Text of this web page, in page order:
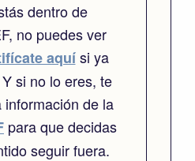
dentro de
no puedes ver
aquísi ya
si no lo eres, te
de la
para que decidas
seguir fuera.